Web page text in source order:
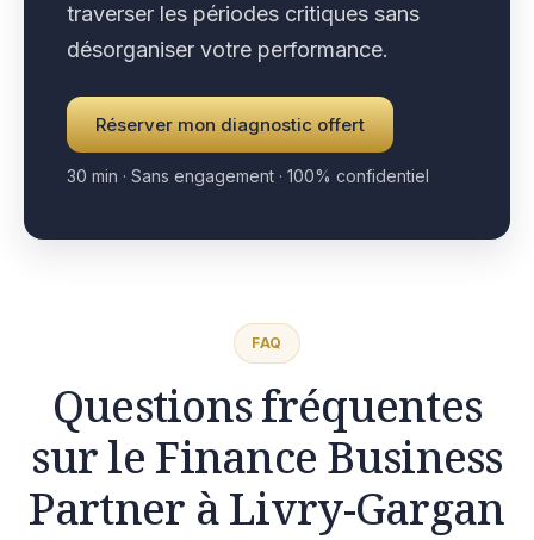
traverser les périodes critiques sans
désorganiser votre performance.
Réserver mon diagnostic offert
30 min · Sans engagement · 100% confidentiel
FAQ
Questions fréquentes
sur le Finance Business
Partner à Livry-Gargan